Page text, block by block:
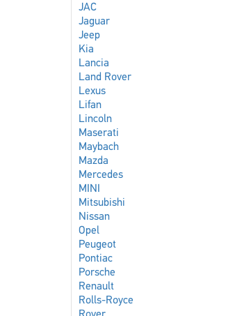
JAC
Jaguar
Jeep
Kia
Lancia
Land Rover
Lexus
Lifan
Lincoln
Maserati
Maybach
Mazda
Mercedes
MINI
Mitsubishi
Nissan
Opel
Peugeot
Pontiac
Porsche
Renault
Rolls-Royce